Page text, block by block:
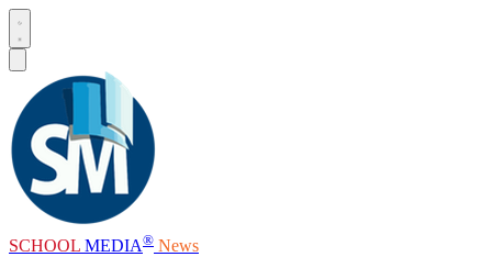
SCHOOL MEDIA® News